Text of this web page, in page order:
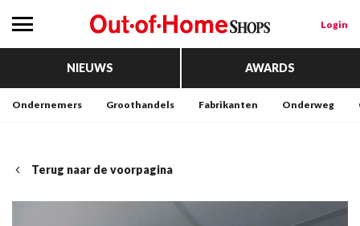
Login
NIEUWS AWARDS
Ondernemers Groothandels Fabrikanten Onderweg
Terug naar de voorpagina